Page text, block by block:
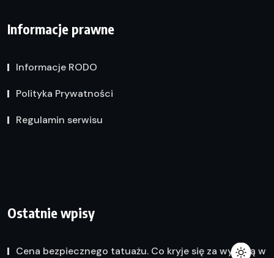
Informacje prawne
Informacje RODO
Polityka Prywatności
Regulamin serwisu
Ostatnie wpisy
Cena bezpiecznego tatuażu. Co kryje się za wyceną w